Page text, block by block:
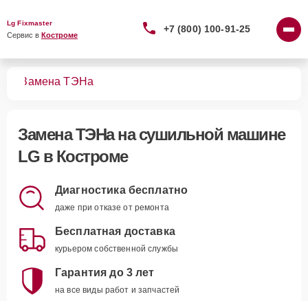
Lg Fixmaster
Сервис в Костроме
+7 (800) 100-91-25
Замена ТЭНа
Замена ТЭНана сушильной машине
LG в Костроме
Диагностика бесплатно
даже при отказе от ремонта
Бесплатная доставка
курьером собственной службы
Гарантия до 3 лет
на все виды работ и запчастей